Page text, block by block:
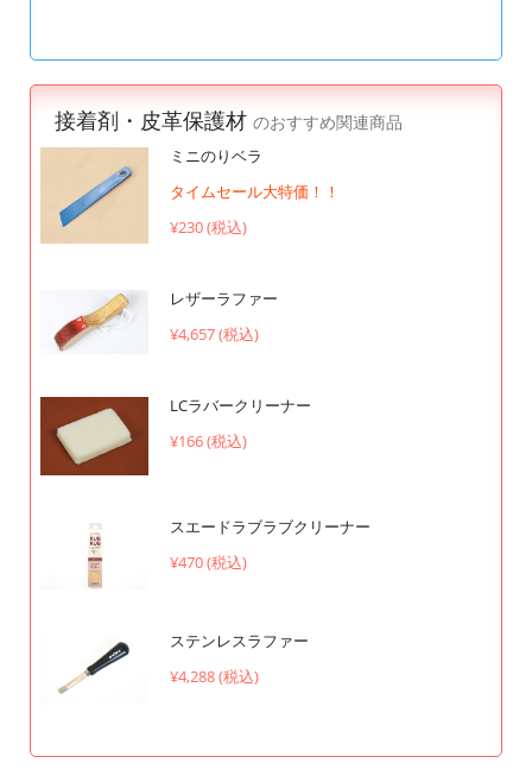
接着剤・皮革保護材 のおすすめ関連商品
ミニのりベラ
タイムセール大特価！！
¥230 (税込)
レザーラファー
¥4,657 (税込)
LCラバークリーナー
¥166 (税込)
スエードラブラブクリーナー
¥470 (税込)
ステンレスラファー
¥4,288 (税込)